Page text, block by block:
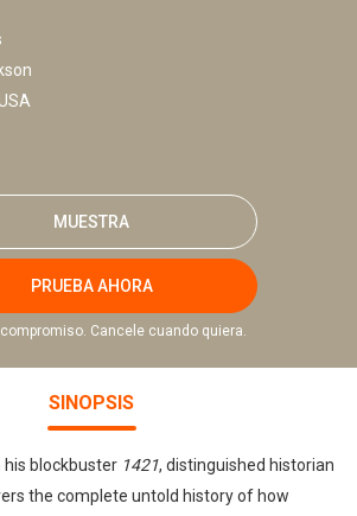
MUESTRA
PRUEBA AHORA
Cancele cuando quiera.
SINOPSIS
his blockbuster 1421, distinguished historian
the complete untold history of how